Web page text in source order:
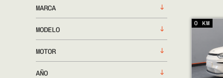
MARCA
MODELO
MOTOR
AÑO
0 KM